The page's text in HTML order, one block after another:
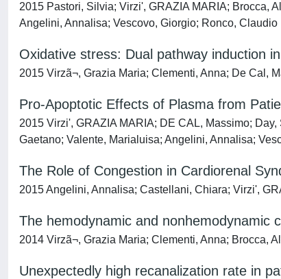
2015 Pastori, Silvia; Virzi', GRAZIA MARIA; Brocca,
Angelini, Annalisa; Vescovo, Giorgio; Ronco, Claudio
Oxidative stress: Dual pathway induction
2015 Virzã¬, Grazia Maria; Clementi, Anna; De Cal,
Pro-Apoptotic Effects of Plasma from
2015 Virzi', GRAZIA MARIA; DE CAL, Massimo;
Gaetano; Valente, Marialuisa; Angelini, Annalisa;
The Role of Congestion in Cardiorenal
2015 Angelini, Annalisa; Castellani, Chiara; Virzi',
The hemodynamic and nonhemodynamic
2014 Virzã¬, Grazia Maria; Clementi, Anna; Brocca,
Unexpectedly high recanalization rate in